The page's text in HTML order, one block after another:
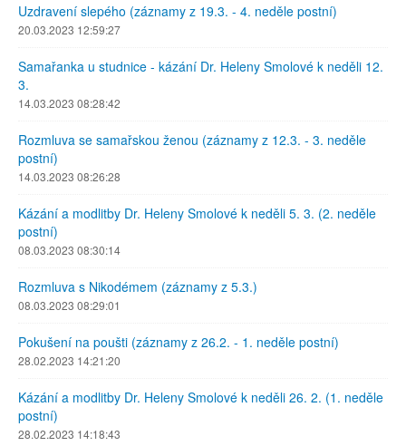
Uzdravení slepého (záznamy z 19.3. - 4. neděle postní)
20.03.2023 12:59:27
Samařanka u studnice - kázání Dr. Heleny Smolové k neděli 12.
3.
14.03.2023 08:28:42
Rozmluva se samařskou ženou (záznamy z 12.3. - 3. neděle
postní)
14.03.2023 08:26:28
Kázání a modlitby Dr. Heleny Smolové k neděli 5. 3. (2. neděle
postní)
08.03.2023 08:30:14
Rozmluva s Nikodémem (záznamy z 5.3.)
08.03.2023 08:29:01
Pokušení na poušti (záznamy z 26.2. - 1. neděle postní)
28.02.2023 14:21:20
Kázání a modlitby Dr. Heleny Smolové k neděli 26. 2. (1. neděle
postní)
28.02.2023 14:18:43